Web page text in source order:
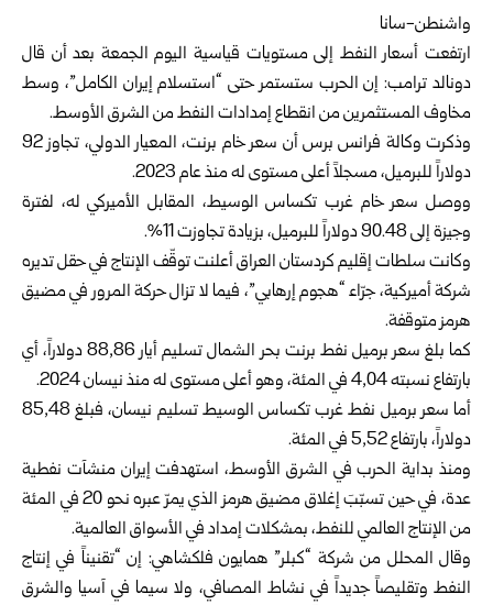
واشنطن-سانا
ارتفعت أسعار النفط إلى مستويات قياسية اليوم الجمعة بعد أن قال
دونالد ترامب: إن الحرب ستستمر حتى “استسلام إيران الكامل”، وسط
مخاوف المستثمرين من انقطاع إمدادات النفط من الشرق الأوسط.
وذكرت وكالة فرانس برس أن سعر خام برنت، المعيار الدولي، تجاوز 92
دولاراً للبرميل، مسجلاً أعلى مستوى له منذ عام 2023.
ووصل سعر خام غرب تكساس الوسيط، المقابل الأميركي له، لفترة
وجيزة إلى 90.48 دولاراً للبرميل، بزيادة تجاوزت 11%.
وكانت سلطات إقليم كردستان العراق أعلنت توقّف الإنتاج في حقل تديره
شركة أميركية، جرّاء “هجوم إرهابي”، فيما لا تزال حركة المرور في مضيق
هرمز متوقفة.
كما بلغ سعر برميل نفط برنت بحر الشمال تسليم أيار 88,86 دولاراً، أي
بارتفاع نسبته 4,04 في المئة، وهو أعلى مستوى له منذ نيسان 2024.
أما سعر برميل نفط غرب تكساس الوسيط تسليم نيسان، فبلغ 85,48
دولاراً، بارتفاع 5,52 في المئة.
ومنذ بداية الحرب في الشرق الأوسط، استهدفت إيران منشآت نفطية
عدة، في حين تسبّبَ إغلاق مضيق هرمز الذي يمرّ عبره نحو 20 في المئة
من الإنتاج العالمي للنفط، بمشكلات إمداد في الأسواق العالمية.
وقال المحلل من شركة “كبلر” همايون فلكشاهي: إن “تقنيناً في إنتاج
النفط وتقليصاً جديداً في نشاط المصافي، ولا سيما في آسيا والشرق